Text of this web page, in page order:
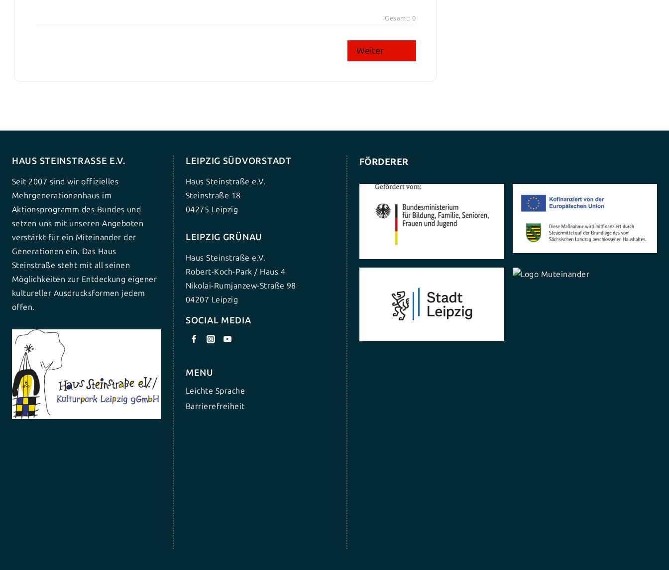
Gesamt:0
Weiter
HAUS STEINSTRASSE E.V.
Seit 2007 sind wir offizielles
Mehrgenerationenhaus im
Aktionsprogramm des Bundes und
setzen uns mit unseren Angeboten
verstärkt für ein Miteinander der
Generationen ein. Das Haus
Steinstraße steht mit all seinen
Möglichkeiten zur Entdeckung eigener
kultureller Ausdrucksformen jedem
offen.
LEIPZIG SÜDVORSTADT
Haus Steinstraße e.V.
Steinstraße 18
04275 Leipzig
LEIPZIG GRÜNAU
Haus Steinstraße e.V.
Robert-Koch-Park / Haus 4
Nikolai-Rumjanzew-Straße 98
04207 Leipzig
SOCIAL MEDIA
MENU
Leichte Sprache
Barrierefreiheit
FÖRDERER